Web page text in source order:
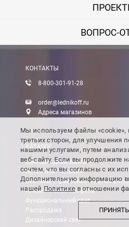
ВОПРОС-
КОНТАКТЫ
8-800-301-91-28
order@lednikoff.ru
Адреса магазинов
КАТАЛОГ
Светодиодные ленты
Источники питания
Системы управления и
Алюминиевые профили
Функциональный свет
Распродажа
Дизайнерский свет
Мы используем файлы «cookie»,
третьих сторон, для улучшения
нашими услугами, путем
веб-сайту. Если вы продолжите
сочтем, что вы согласны с их
Дополнительную информацию
нашейПолитикев отношении
ПРИНЯТЬ